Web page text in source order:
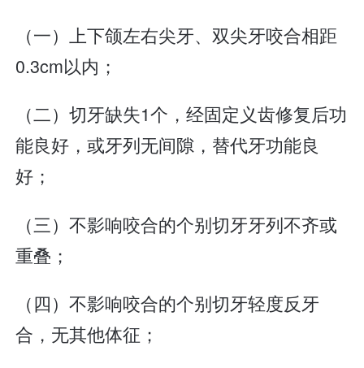
（一）上下颌左右尖牙、双尖牙咬合相距
0.3cm以内；
（二）切牙缺失1个，经固定义齿修复后功
能良好，或牙列无间隙，替代牙功能良
好；
（三）不影响咬合的个别切牙牙列不齐或
重叠；
（四）不影响咬合的个别切牙轻度反牙
合，无其他体征；